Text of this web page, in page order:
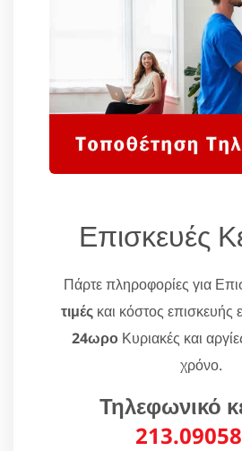
Επισκευές
Πάρτε πληροφορίες για
τιμές και κόστος επισκευής
24ωροΚυριακές και
χρόνο.
Τηλεφωνικό